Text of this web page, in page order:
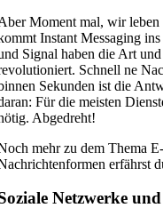
Moment mal, wir
Instant Messaging
Signal haben die Art
Schnell ne
Sekunden ist die
Für die meisten
Abgedreht!
mehr zu dem Thema
erfährst
Netzwerke